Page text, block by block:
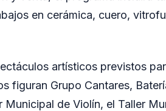
en cerámica, cuero,
artísticos previstos
figuran Grupo Cantares,
Municipal de Violín, el Taller